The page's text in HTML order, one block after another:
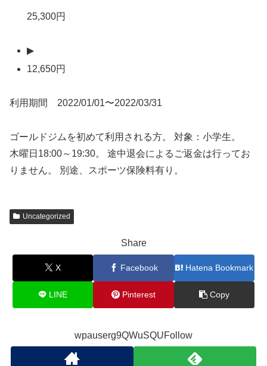
25,300円
▶
12,650円
利用期間 2022/01/01〜2022/03/31
ゴールドジムを初めて利用される方。 対象：小学生。
木曜日18:00～19:30。 途中退会によるご返金は行ってお
りません。 別途、スポーツ保険料有り。
Uncategorized
Share
X Facebook Hatena Bookmark
LINE Pinterest Copy
wpauserg9QWuSQUFollow